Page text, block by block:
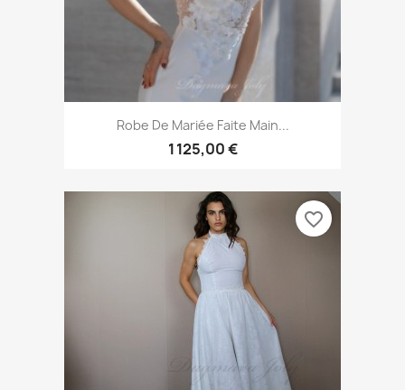
Robe De Mariée Faite Main...
1 125,00 €
favorite_border